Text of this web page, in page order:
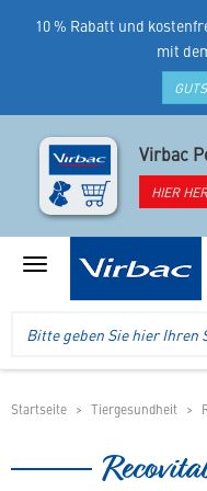
10 % Rabatt und
mit
Virbac
HIER
Produktmenü
Virbac
Ihr
Shop
spezielles
Header
mobilen
Startseite Tiergesundheit